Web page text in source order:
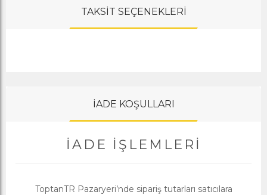
TAKSİT SEÇENEKLERİ
İADE KOŞULLARI
İADE İŞLEMLERI
ToptanTR Pazaryeri’nde sipariş tutarları satıcılara